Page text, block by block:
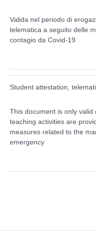
Valida nel periodo di
telematica a seguito delle
contagio da Covid-19
Student attestation,
This document is only
teaching activities are
measures related to the
emergency